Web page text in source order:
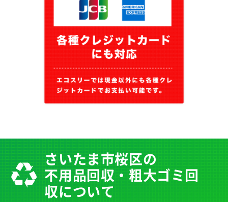
さいたま市桜区の
不用品回収・粗大ゴミ回
収について